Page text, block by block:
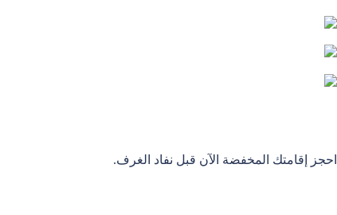
احجز إقامتك المخفضة الآن قبل نفاد الغرف.